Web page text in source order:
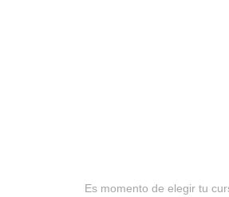
Es momento de elegir tu